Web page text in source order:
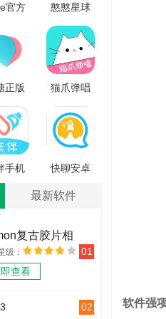
官方
憨憨星球
通用版
V2.1.5
正版
猫爪弹唱
官方最新
版
v1.0.8.1
手机
快聊安卓
最新软件
复古胶片相
级：
查看
01
02 软件强